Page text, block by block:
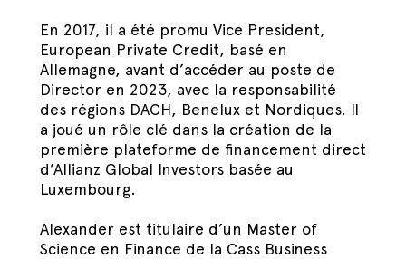
En 2017, il a été promu Vice President,
European Private Credit, basé en
Allemagne, avant d’accéder au poste de
Director en 2023, avec la responsabilité
des régions DACH, Benelux et Nordiques. Il
a joué un rôle clé dans la création de la
première plateforme de financement direct
d’Allianz Global Investors basée au
Luxembourg.
Alexander est titulaire d’un Master of
Science en Finance de la Cass Business